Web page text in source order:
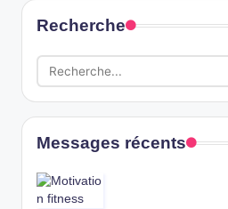
Recherche
Messages récents